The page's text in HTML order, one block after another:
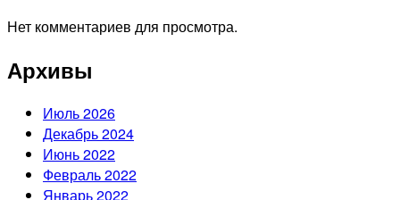
Нет комментариев для просмотра.
Архивы
Июль 2026
Декабрь 2024
Июнь 2022
Февраль 2022
Январь 2022